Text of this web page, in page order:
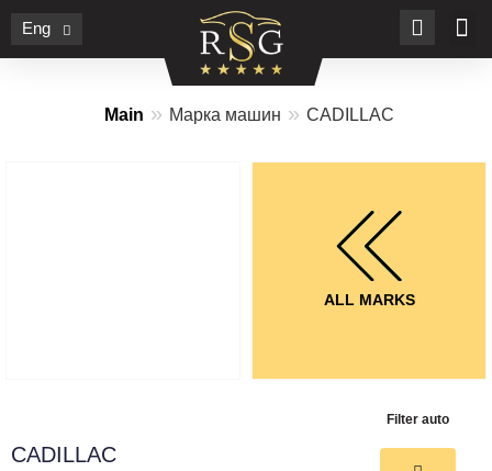
Eng
Main » Марка машин » CADILLAC
ALL MARKS
CADILLAC
Filter auto